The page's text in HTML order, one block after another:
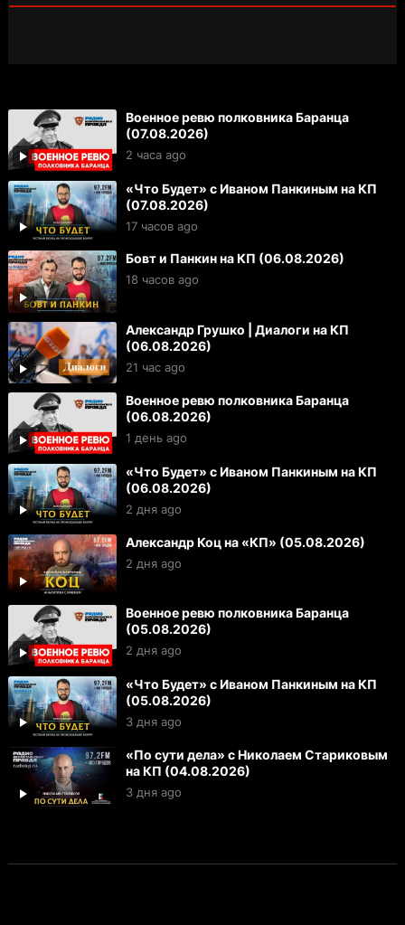
Военное ревю полковника Баранца
(07.08.2026)
2 часа ago
«Что Будет» с Иваном Панкиным на КП
(07.08.2026)
17 часов ago
Бовт и Панкин на КП (06.08.2026)
18 часов ago
Александр Грушко | Диалоги на КП
(06.08.2026)
21 час ago
Военное ревю полковника Баранца
(06.08.2026)
1 день ago
«Что Будет» с Иваном Панкиным на КП
(06.08.2026)
2 дня ago
Александр Коц на «КП» (05.08.2026)
2 дня ago
Военное ревю полковника Баранца
(05.08.2026)
2 дня ago
«Что Будет» с Иваном Панкиным на КП
(05.08.2026)
3 дня ago
«По сути дела» с Николаем Стариковым
на КП (04.08.2026)
3 дня ago